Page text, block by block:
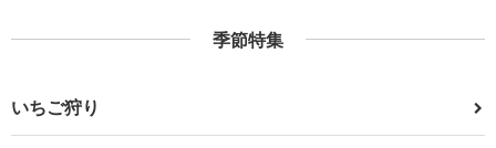
季節特集
いちご狩り